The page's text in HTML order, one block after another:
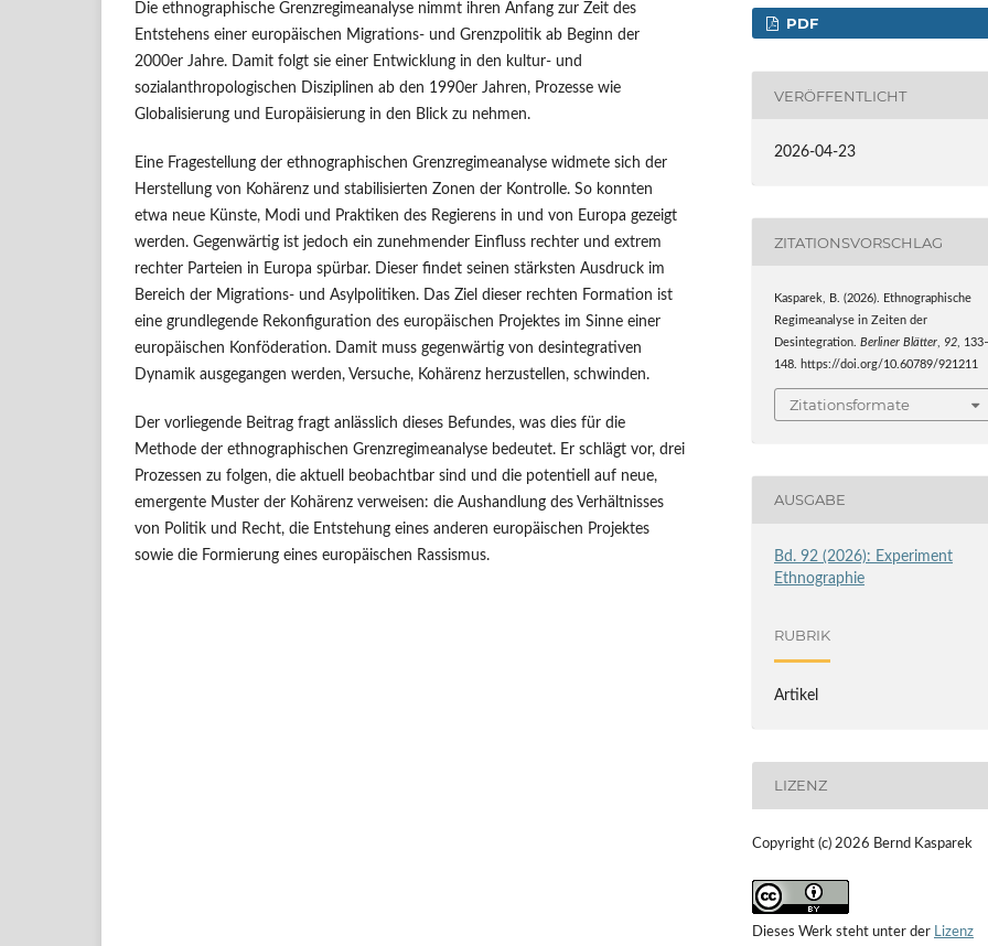
Die ethnographische Grenzregimeanalyse nimmt ihren Anfang zur Zeit des
Entstehens einer europäischen Migrations- und Grenzpolitik ab Beginn der
2000er Jahre. Damit folgt sie einer Entwicklung in den kultur- und
sozialanthropologischen Disziplinen ab den 1990er Jahren, Prozesse wie
Globalisierung und Europäisierung in den Blick zu nehmen.
Eine Fragestellung der ethnographischen Grenzregimeanalyse widmete sich der
Herstellung von Kohärenz und stabilisierten Zonen der Kontrolle. So konnten
etwa neue Künste, Modi und Praktiken des Regierens in und von Europa gezeigt
werden. Gegenwärtig ist jedoch ein zunehmender Einfluss rechter und extrem
rechter Parteien in Europa spürbar. Dieser findet seinen stärksten Ausdruck im
Bereich der Migrations- und Asylpolitiken. Das Ziel dieser rechten Formation ist
eine grundlegende Rekonfiguration des europäischen Projektes im Sinne einer
europäischen Konföderation. Damit muss gegenwärtig von desintegrativen
Dynamik ausgegangen werden, Versuche, Kohärenz herzustellen, schwinden.
Der vorliegende Beitrag fragt anlässlich dieses Befundes, was dies für die
Methode der ethnographischen Grenzregimeanalyse bedeutet. Er schlägt vor, drei
Prozessen zu folgen, die aktuell beobachtbar sind und die potentiell auf neue,
emergente Muster der Kohärenz verweisen: die Aushandlung des Verhältnisses
von Politik und Recht, die Entstehung eines anderen europäischen Projektes
sowie die Formierung eines europäischen Rassismus.
PDF
VERÖFFENTLICHT
2026-04-23
ZITATIONSVORSCHLAG
Kasparek, B. (2026). Ethnographische
Regimeanalyse in Zeiten der
Desintegration.Berliner Blätter, 92,
148. https://doi.org/10.60789/921211
Zitationsformate
AUSGABE
Bd. 92 (2026): Experiment
Ethnographie
RUBRIK
Artikel
LIZENZ
Copyright (c) 2026 Bernd Kasparek
Dieses Werk steht unter der Lizenz